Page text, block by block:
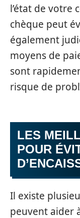
l’état de votre
chèque peut
également
moyens de
sont
risque de
LES
POUR
Il existe
peuvent aider